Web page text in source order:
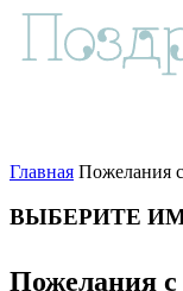
Главная Пожелания
ВЫБЕРИТЕ
Пожелания